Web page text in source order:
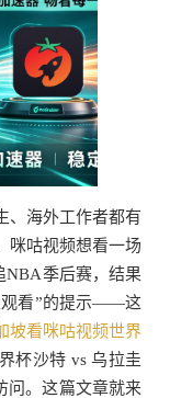
、海外工作者都有
咪咕视频想看一场
NBA季后赛，结果
观看”的提示——这
坡看咪咕视频世界
杯沙特 vs 乌拉圭
问。这篇文章就来